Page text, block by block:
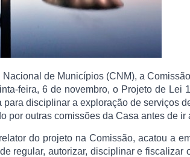
de Municípios (CNM), a
feira, 6 de novembro, o Projeto de Lei
disciplinar a exploração de serviços
por outras comissões da Casa antes de ir
do projeto na Comissão, acatou a
regular, autorizar, disciplinar e fiscalizar